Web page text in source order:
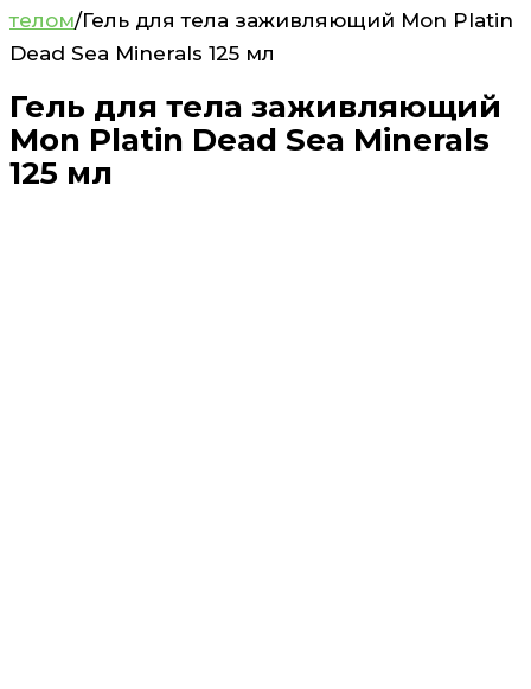
телом/Гель для тела заживляющий Mon Platin
Dead Sea Minerals 125 мл
Гель для тела заживляющий
Mon Platin Dead Sea Minerals
125 мл